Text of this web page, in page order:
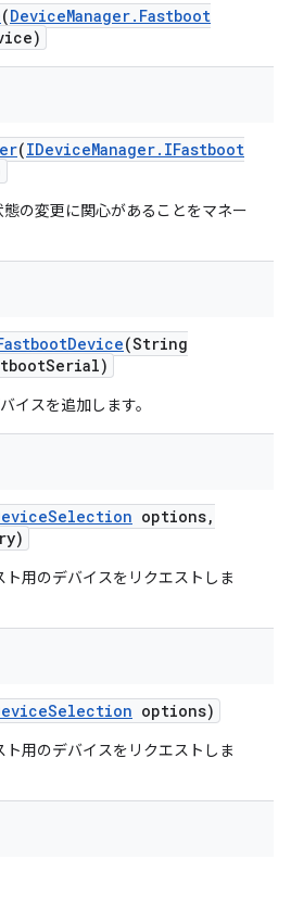
(DeviceManager. Fastboot
(IDeviceManager. IFastboot
の変更に関心があることをマネー
Device(String
Serial)
スを追加します。
Selection options,
用のデバイスをリクエストしま
Selection options)
用のデバイスをリクエストしま